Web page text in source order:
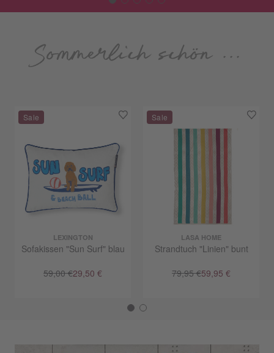
Sommerlich schön ...
LEXINGTON
Sofakissen "Sun Surf" blau
59,00 €29,50 €
LASA HOME
Strandtuch "Linien" bunt
79,95 €59,95 €